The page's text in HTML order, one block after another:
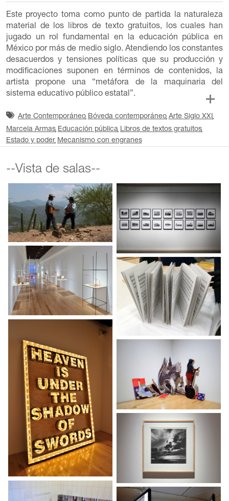
Este proyecto toma como punto de partida la naturaleza
material de los libros de texto gratuitos, los cuales han
jugado un rol fundamental en la educación pública en
México por más de medio siglo. Atendiendo los constantes
desacuerdos y tensiones políticas que su producción y
modificaciones suponen en términos de contenidos, la
artista propone una “metáfora de la maquinaria del
sistema educativo público estatal”.
Arte Contemporáneo Bóveda contemporáneo Arte Siglo XXI
Marcela Armas Educación pública Libros de textos gratuitos
Estado y poder Mecanismo con engranes
--Vista de salas--